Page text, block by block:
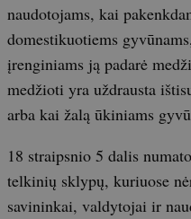
naudotojams, kai
domestikuotiems
įrenginiams ją padarė
medžioti yra uždrausta
arba kai žalą ūkiniams
18 straipsnio 5 dalis
telkinių sklypų, kuriuose
savininkai, valdytojai ir